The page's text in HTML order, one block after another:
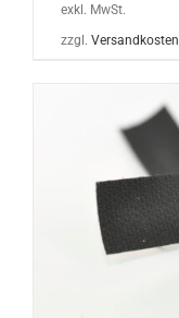
exkl. MwSt.
zzgl. Versandkosten